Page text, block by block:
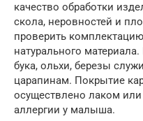
качество обработки
скола, неровностей и
проверить
натурального
бука, ольхи, березы
царапинам. Покрытие
осуществлено лаком
аллергии у малыша.